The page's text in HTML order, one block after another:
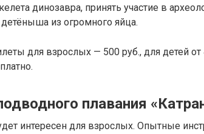
динозавра, принять участие в
из огромного яйца.
для взрослых — 500 руб., для детей
плавания
интересен для взрослых. Опытные